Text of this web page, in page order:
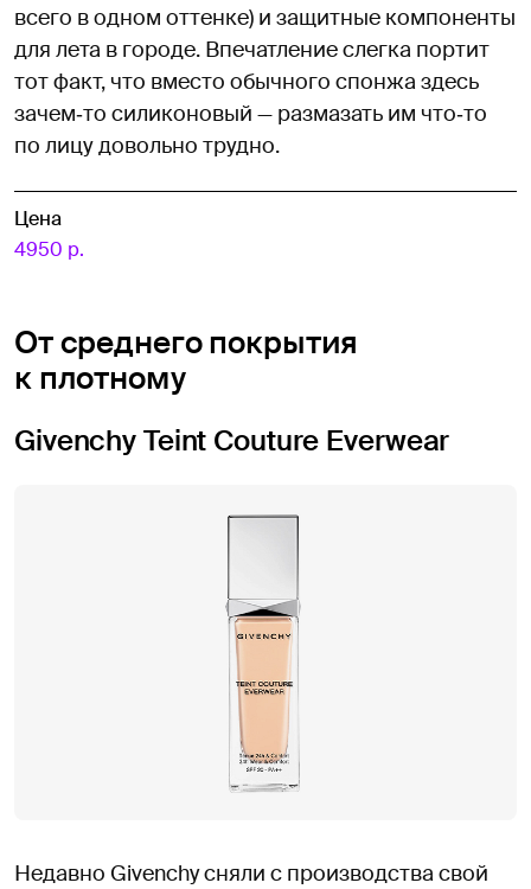
всего в одном оттенке) и защитные компоненты
для лета в городе. Впечатление слегка портит
тот факт, что вместо обычного спонжа здесь
зачем‑то силиконовый — размазать им что‑то
по лицу довольно трудно.
Цена
4950 р.
От среднего покрытия
к плотному
Givenchy Teint Couture Everwear
Недавно Givenchy сняли с производства свой